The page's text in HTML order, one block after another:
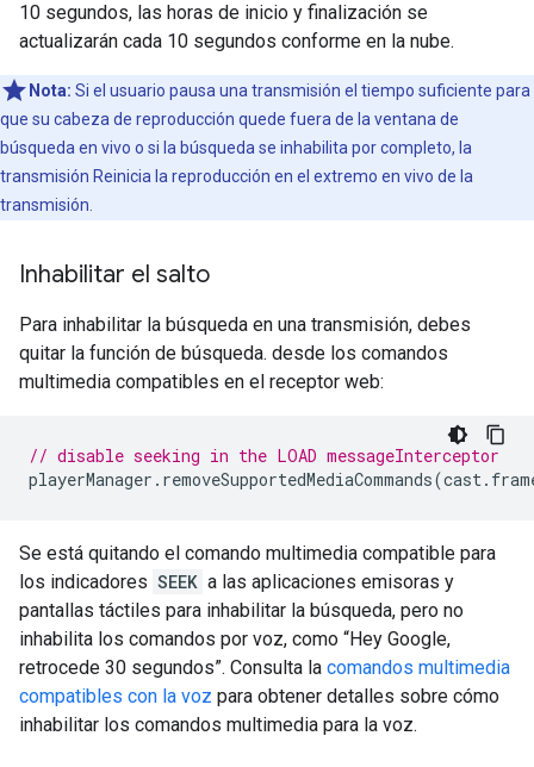
10 segundos, las horas de inicio y finalización se
actualizarán cada 10 segundos conforme en la nube.
Nota: Si el usuario pausa una transmisión el tiempo suficiente para
que su cabeza de reproducción quede fuera de la ventana de
búsqueda en vivo o si la búsqueda se inhabilita por completo, la
transmisión Reinicia la reproducción en el extremo en vivo de la
transmisión.
Inhabilitar el salto
Para inhabilitar la búsqueda en una transmisión, debes
quitar la función de búsqueda. desde los comandos
multimedia compatibles en el receptor web:
// disable seeking in the LOAD messageInterceptor
playerManager . removeSupportedMediaCommands(cast.
Se está quitando el comando multimedia compatible para
los indicadores SEEK a las aplicaciones emisoras y
pantallas táctiles para inhabilitar la búsqueda, pero no
inhabilita los comandos por voz, como “Hey Google,
retrocede 30 segundos”. Consulta la comandos multimedia
compatibles con la voz para obtener detalles sobre cómo
inhabilitar los comandos multimedia para la voz.